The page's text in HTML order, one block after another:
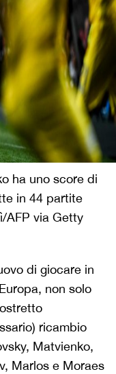
ha uno score di
in 44 partite
AFP via Getty
di giocare in
non solo
ricambio
Matvienko,
Marlos e Moraes